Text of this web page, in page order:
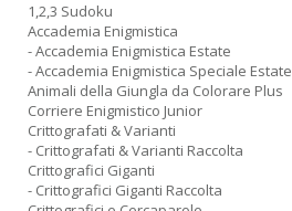
1,2,3 Sudoku
Accademia Enigmistica
- Accademia Enigmistica Estate
- Accademia Enigmistica Speciale Estate
Animali della Giungla da Colorare Plus
Corriere Enigmistico Junior
Crittografati & Varianti
- Crittografati & Varianti Raccolta
Crittografici Giganti
- Crittografici Giganti Raccolta